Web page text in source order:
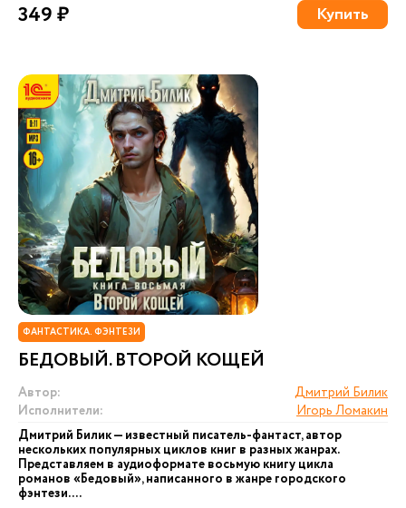
349 ₽ Купить
ФАНТАСТИКА. ФЭНТЕЗИ
БЕДОВЫЙ. ВТОРОЙ КОЩЕЙ
Автор:
Дмитрий Билик
Исполнители:
Игорь Ломакин
Дмитрий Билик — известный писатель-фантаст, автор
нескольких популярных циклов книг в разных жанрах.
Представляем в аудиоформате восьмую книгу цикла
романов «Бедовый», написанного в жанре городского
фэнтези. ...